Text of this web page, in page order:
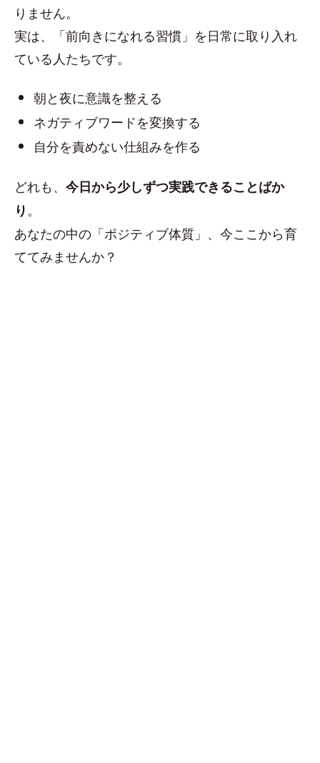
りません。
実は、「前向きになれる習慣」を日常に取り入れ
ている人たちです。
朝と夜に意識を整える
ネガティブワードを変換する
自分を責めない仕組みを作る
どれも、 今日から少しずつ実践できることばか
り。
あなたの中の「ポジティブ体質」、今ここから育
ててみませんか？